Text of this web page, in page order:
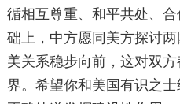
循相互尊重、和平共处、
础上，中方愿同美方探讨
美关系稳步向前，这对双
界。希望你和美国有识之